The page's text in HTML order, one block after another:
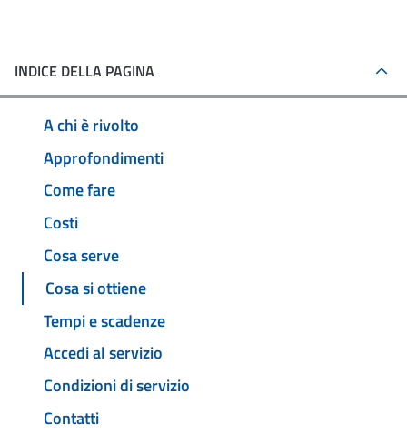
INDICE DELLA PAGINA
A chi è rivolto
Approfondimenti
Come fare
Costi
Cosa serve
Cosa si ottiene
Tempi e scadenze
Accedi al servizio
Condizioni di servizio
Contatti